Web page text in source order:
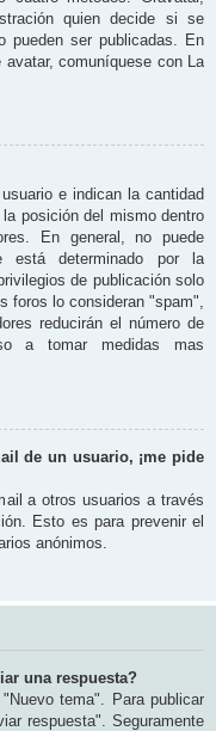
quien decide si se
pueden ser publicadas. En
comuníquese con La
e indican la cantidad
posición del mismo dentro
En general, no puede
está determinado por la
de publicación solo
foros lo consideran "spam",
reducirán el número de
a tomar medidas mas
de un usuario, ¡me pide
a otros usuarios a través
Esto es para prevenir el
anónimos.
una respuesta?
tema". Para publicar
respuesta". Seguramente